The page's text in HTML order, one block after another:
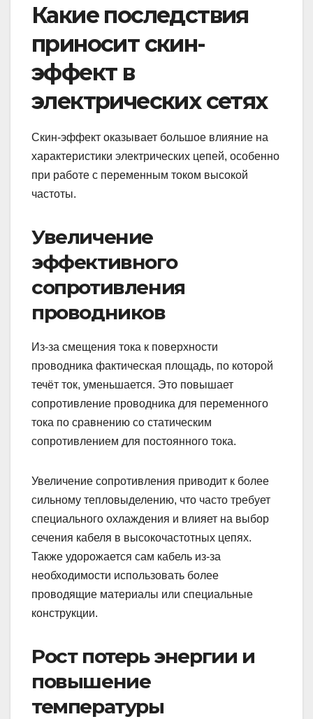
Какие последствия
приносит скин-
эффект в
электрических сетях
Скин-эффект оказывает большое влияние на
характеристики электрических цепей, особенно
при работе с переменным током высокой
частоты.
Увеличение
эффективного
сопротивления
проводников
Из-за смещения тока к поверхности
проводника фактическая площадь, по которой
течёт ток, уменьшается. Это повышает
сопротивление проводника для переменного
тока по сравнению со статическим
сопротивлением для постоянного тока.
Увеличение сопротивления приводит к более
сильному тепловыделению, что часто требует
специального охлаждения и влияет на выбор
сечения кабеля в высокочастотных цепях.
Также удорожается сам кабель из-за
необходимости использовать более
проводящие материалы или специальные
конструкции.
Рост потерь энергии и
повышение
температуры